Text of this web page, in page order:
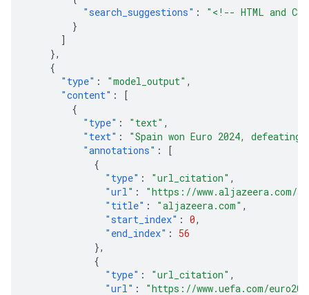
"search_suggestions" :
"<!-- HTML and
}
]
},
{
"type" : "model_output" ,
"content" :
[
{
"type" : "text" ,
"text" :
"Spain won Euro 2024,
"annotations" :
[
{
"type" : "url_citation" ,
"url" :
"https://www.aljazeera.com/
"title" : "aljazeera.com" ,
"start_index" : 0,
"end_index" :
56
},
{
"type" : "url_citation" ,
"url" :
"https://www.uefa.com/